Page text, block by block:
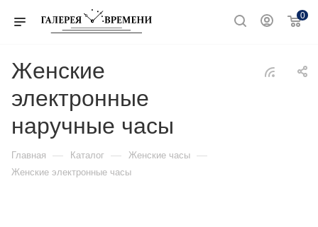
0
Женские
электронные
наручные часы
Главная — Каталог — Женские часы —
Женские электронные часы